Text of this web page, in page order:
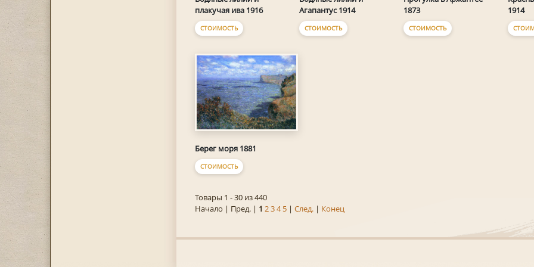
плакучая ива 1916
СТОИМОСТЬ
Агапантус 1914
СТОИМОСТЬ
1873
СТОИМОСТЬ
1914
Берег моря 1881
СТОИМОСТЬ
Товары 1 - 30 из 440
Начало | Пред. | 1 234 5| След.| Конец